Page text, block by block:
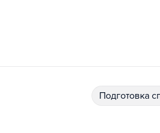
подготовка